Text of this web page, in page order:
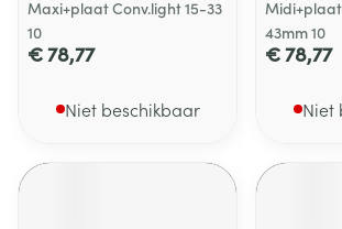
Maxi+plaat Conv.light 15-33
10
€ 78,77
Niet beschikbaar
43mm 10
€ 78,77
Niet